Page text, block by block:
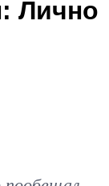
Лично